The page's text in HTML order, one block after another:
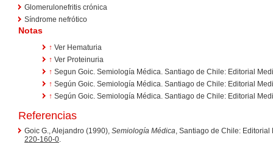
Glomerulonefritis crónica
Síndrome nefrótico
Notas
↑ Ver Hematuria
↑ Ver Proteinuria
↑ Segun Goic. Semiología Médica. Santiago de Chile: Editorial
↑ Según Goic. Semiología Médica. Santiago de Chile: Editorial
↑ Según Goic. Semiología Médica. Santiago de Chile: Editorial
Referencias
Goic G., Alejandro (1990), Semiología Médica , Santiago de Chile:
220-160-0